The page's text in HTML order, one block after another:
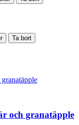
Ta bort
och granatäpple